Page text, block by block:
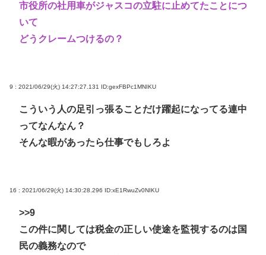
市役所の社用車がジャスコの立駐に止めてたことにつ
いて
どうクレームつけるの？
9 : 2021/06/29(火) 14:27:27.131 ID:gexFBPc1MNIKU
こういう人の足引っ張ることだけ躍起になってる連中
ってなんなん？
そんな暇があったら仕事でもしろよ
16 : 2021/06/29(火) 14:30:28.296 ID:xE1RwuZv0NIKU
>>9
この件に関しては税金の正しい使途を監視するのは国
民の義務なので